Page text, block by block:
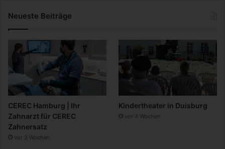
Neueste Beiträge
CEREC Hamburg | Ihr
Zahnarzt für CEREC
Zahnersatz
vor 3 Wochen
Kindertheater in Duisburg
vor 4 Wochen